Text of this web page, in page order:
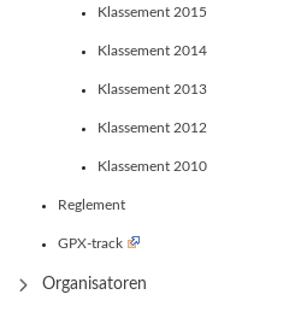
Klassement 2015
Klassement 2014
Klassement 2013
Klassement 2012
Klassement 2010
Reglement
GPX-track
Organisatoren